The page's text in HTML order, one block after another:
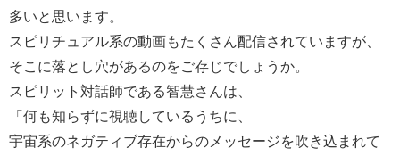
多いと思います。
スピリチュアル系の動画もたくさん配信されていますが、
そこに落とし穴があるのをご存じでしょうか。
スピリット対話師である智慧さんは、
「何も知らずに視聴しているうちに、
宇宙系のネガティブ存在からのメッセージを吹き込まれて